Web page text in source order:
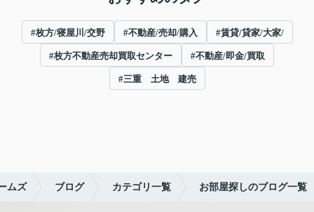
#枚方/寝屋川/交野 #不動産/売却/購入 #賃貸/貸家/大家/
#枚方不動産売却買取センター #不動産/即金/買取
#三重 土地 建売
ムズ ブログ カテゴリ一覧 お部屋探しのブログ一覧